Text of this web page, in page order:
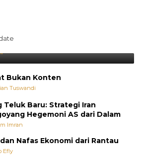
tetapi Jepang Selalu
Kejutan
Bukan Konten
Tuswandi
Teluk Baru: Strategi Iran
Hegemoni AS dari Dalam
Imran
Nafas Ekonomi dari Rantau
Efly